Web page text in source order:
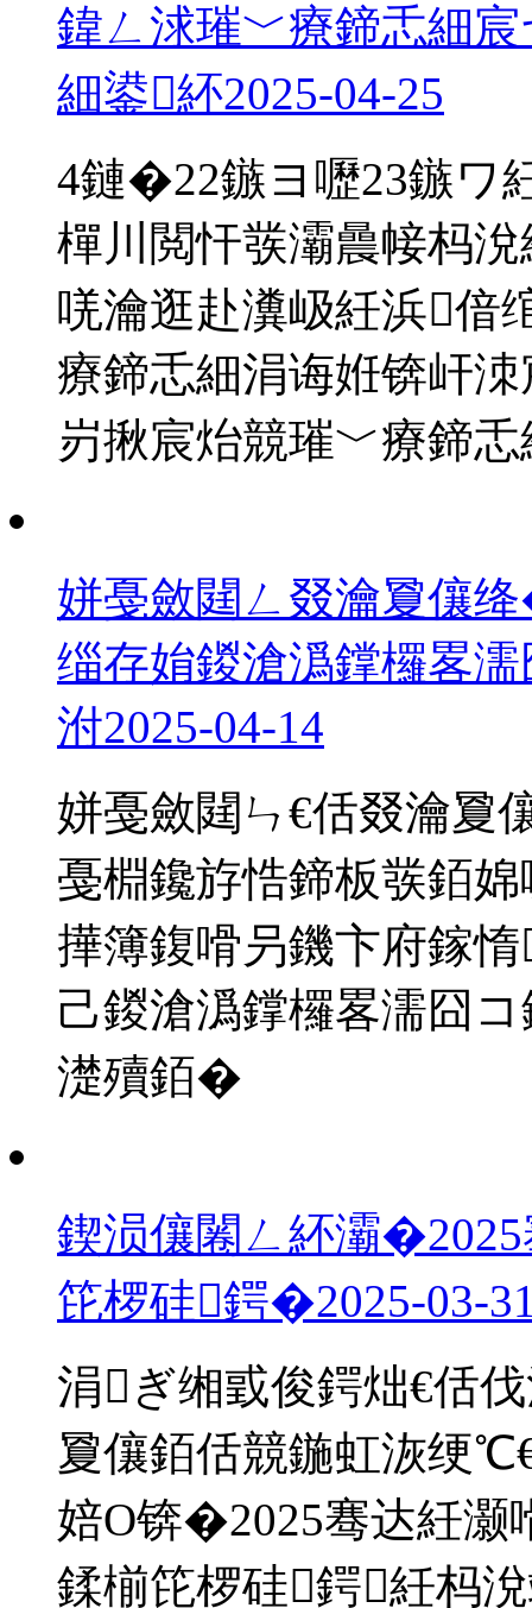
鍏ㄥ浗璀﹀療鍗忎細
細鍙紑2025-04-25
4鏈�22鏃ヨ嚦23鏃ワ
樿川閲忓彂灞曟帹杩
唴瀹逛赴瀵岋紝浜偣
療鍗忎細涓诲姙锛屽
岃揪宸炲競璀﹀療鍗
姘戞斂閮ㄥ叕瀹夐儴
缁存姢鍐滄潙鐣欏畧
泭2025-04-14
姘戞斂閮ㄣ€佸叕瀹夐
戞棩鑱斿悎鍗板彂銆
撶簿鍑嗗叧鐖卞府鎵
己鍐滄潙鐣欏畧濡囧
濋殰銆�
鍥涢儴闂ㄥ紑灞
笓椤硅鍔�2025-03-
涓ぎ缃戜俊鍔炪€佸
夐儴銆佸競鍦虹洃绠
婄О锛�2025骞达紝灏
鍒椾笓椤硅鍔紝杩